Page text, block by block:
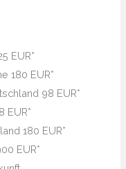
EUR*
180 EUR*
98 EUR*
EUR*
180 EUR*
EUR*